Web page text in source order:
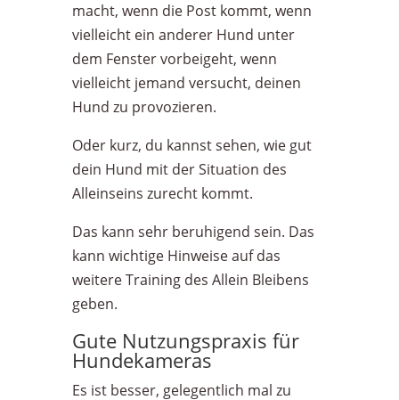
macht, wenn die Post kommt, wenn
vielleicht ein anderer Hund unter
dem Fenster vorbeigeht, wenn
vielleicht jemand versucht, deinen
Hund zu provozieren.
Oder kurz, du kannst sehen, wie gut
dein Hund mit der Situation des
Alleinseins zurecht kommt.
Das kann sehr beruhigend sein. Das
kann wichtige Hinweise auf das
weitere Training des Allein Bleibens
geben.
Gute Nutzungspraxis für
Hundekameras
Es ist besser, gelegentlich mal zu